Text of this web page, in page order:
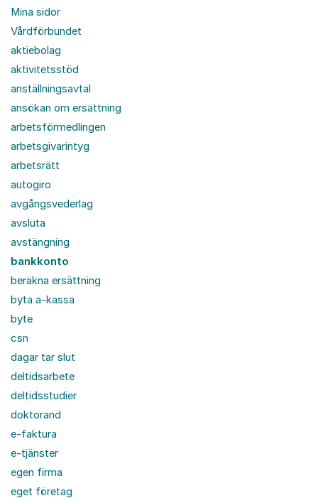
Mina sidor
Vårdförbundet
aktiebolag
aktivitetsstöd
anställningsavtal
ansökan om ersättning
arbetsförmedlingen
arbetsgivarintyg
arbetsrätt
autogiro
avgångsvederlag
avsluta
avstängning
bankkonto
beräkna ersättning
byta a-kassa
byte
csn
dagar tar slut
deltidsarbete
deltidsstudier
doktorand
e-faktura
e-tjänster
egen firma
eget företag